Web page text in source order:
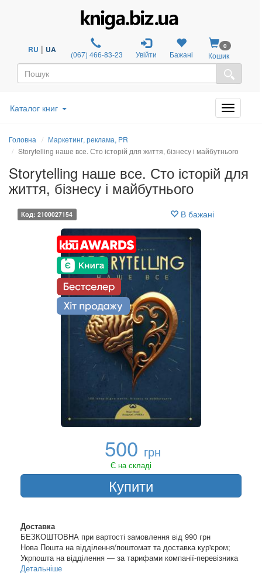
RU | UA (067) 466-83-23 Увійти Бажані
0
Кошик
Каталог книг
Головна
Маркетинг, реклама, PR
Storytelling наше все. Сто історій для життя, бізнесу і майбутнього
Storytelling наше все. Сто історій для
життя, бізнесу і майбутнього
Код: 2100027154 В бажані
500 грн
Є на складі
Купити
Доставка
БЕЗКОШТОВНА при вартості замовлення від 990 грн
Нова Пошта на відділення/поштомат та доставка кур'єром;
Укрпошта на відділення — за тарифами компанії-перевізника
Детальніше